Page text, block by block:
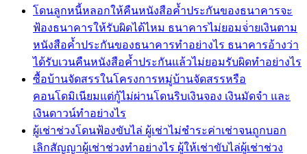
โดนลูกหนี้หลอกให้คืนหนังสือค้ำประกันของธนาคารจะ
ฟ้องธนาคารให้รับผิดได้ไหม ธนาคารไม่ยอมจ่่ายเงินตาม
หนังสือค้ำประกันของธนาคารทำอย่างไร ธนาคารอ้างว่า
ได้รับเวนคืนหนังสือค้ำประกันแล้วไม่ยอมรับผิดทำอย่างไร
ซื้อบ้านจัดสรรในโครงการหมู่บ้านจัดสรรหรือ
คอนโดมิเนียมแต่กู้ไม่ผ่านโดนริบเงินจอง เงินมัดจำ และ
เงินดาวน์ทำอย่างไร
ผู้เช่าช่วงโดนฟ้องขับไล่ ผู้เช่าไม่ชำระค่าเช่าจนถูกบอก
เลิกสัญญาผู้เช่าช่วงทำอย่างไร ผู้ให้เช่าขับไล่ผู้เช่าช่วง